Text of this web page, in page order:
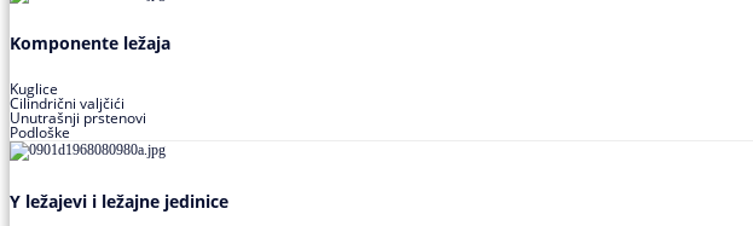
Komponente ležaja
Kuglice
Cilindrični valjčići
Unutrašnji prstenovi
Podloške
Y ležajevi i ležajne jedinice